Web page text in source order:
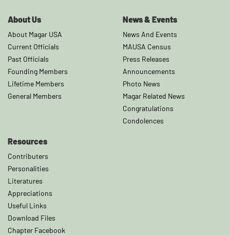
About Us
About Magar USA
Current Officials
Past Officials
Founding Members
Lifetime Members
General Members
News & Events
News And Events
MAUSA Census
Press Releases
Announcements
Photo News
Magar Related News
Congratulations
Condolences
Resources
Contributers
Personalities
Literatures
Appreciations
Useful Links
Download Files
Chapter Facebook